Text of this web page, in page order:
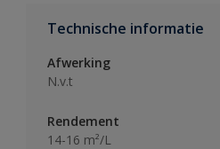
Technische informatie
Afwerking
N.v.t
Rendement
14-16 m²/L